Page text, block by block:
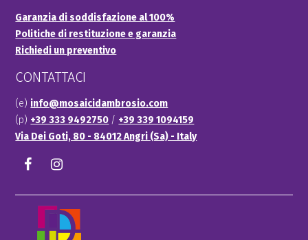
Garanzia di soddisfazione al 100%
Politiche di restituzione e garanzia
Richiedi un preventivo
CONTATTACI
(e) info@mosaicidambrosio.com
(p) +39 333 9492750 / +39 339 1094159
Via Dei Goti, 80 - 84012 Angri (Sa) - Italy
Facebook